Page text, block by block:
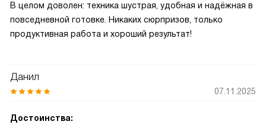
В целом доволен: техника шустрая, удобная и надёжная в
повседневной готовке. Никаких сюрпризов, только
продуктивная работа и хороший результат!
Данил
07.11.2025
Достоинства: